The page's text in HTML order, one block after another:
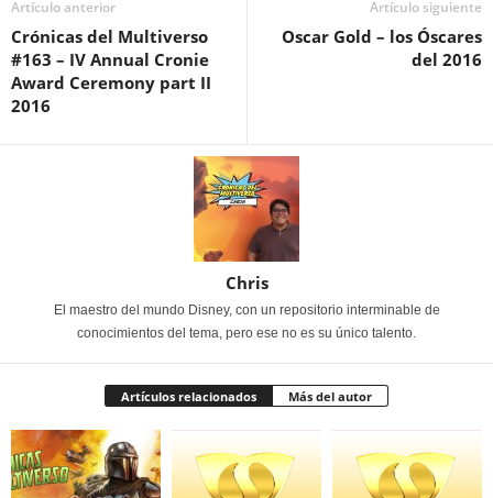
Artículo anterior
Crónicas del Multiverso
#163 – IV Annual Cronie
Award Ceremony part II
2016
Artículo siguiente
Oscar Gold – los Óscares
del 2016
Chris
El maestro del mundo Disney, con un repositorio interminable de
conocimientos del tema, pero ese no es su único talento.
Artículos relacionados Más del autor